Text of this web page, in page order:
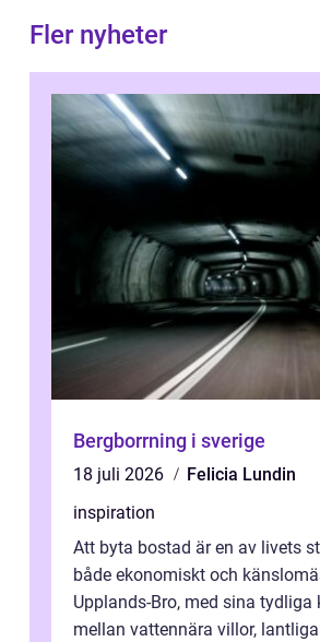
Fler nyheter
Bergborrning i sverige
18 juli 2026
Felicia Lundin
inspiration
Att byta bostad är en av livets
både ekonomiskt och
Upplands-Bro, med sina tydliga
mellan vattennära villor,